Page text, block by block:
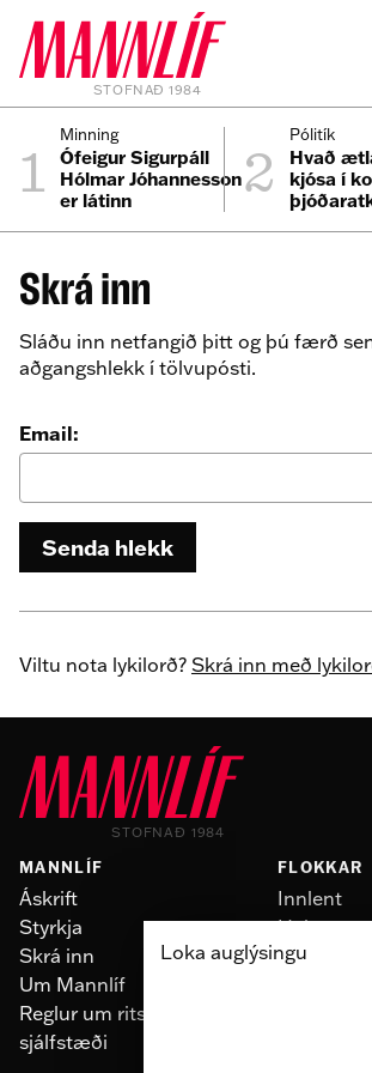
STOFNAÐ 1984
1 Minning
Ófeigur Sigurpáll
Hólmar Jóhannesson
er látinn
2 Pólitík
Hvað
kjósa í
Skrá inn
Sláðu inn netfangið þitt og þú færð
aðgangshlekk í tölvupósti.
Email:
Senda hlekk
Viltu nota lykilorð? Skrá inn með
STOFNAÐ 1984
MANNLÍF
Áskrift
Styrkja
Skrá inn
Um Mannlíf
Reglur um ritstjórnarlegt
sjálfstæði
FLOKKAR
Innlent
Heimur
Slúður
Loka auglýsingu